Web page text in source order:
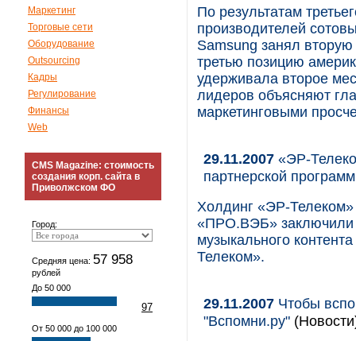
Маркетинг
Торговые сети
Оборудование
Outsourcing
Кадры
Регулирование
Финансы
Web
CMS Magazine: стоимость
создания корп. сайта в
Приволжском ФО
Город:
Средняя цена: 57 958
рублей
До 50 000
97
От 50 000 до 100 000
По результатам
производителей
Samsung занял
третью позицию
удерживала второе
лидеров объясняют
маркетинговыми
29.11.2007 «ЭР-
партнерской
Холдинг «ЭР-
«ПРО.ВЭБ» заключили
музыкального
Телеком».
29.11.2007 Чтобы
"Вспомни.ру"